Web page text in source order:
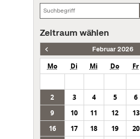
Zeitraum wählen
Februar 2026
Mo Di Mi Do Fr
2
3 4 5 6
9
10 11 12 13
16
17 18 19 20